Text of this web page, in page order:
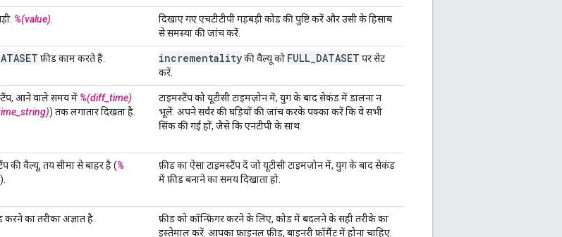
%(value)
दिखाए गए एचटीटीपी गड़बड़ी कोड की पुष्टि करें और उसी के हिसाब
से समस्या की जांच करें.
फ़ीड काम करते हैं. incrementalityकी वैल्यू को FULL DATASET पर सेट
करें.
आने वाले समय में %(diff_time)
) तक लगातार दिखता है.
टाइमस्टैंप को यूटीसी टाइमज़ोन में, युग के बाद सेकंड में डालना न
भूलें. अपने सर्वर की घड़ियों की जांच करके पक्का करें कि वे सभी
सिंक की गई हों, जैसे कि एनटीपी के साथ.
की वैल्यू, तय सीमा से बाहर है (%
).
फ़ीड का ऐसा टाइमस्टैंप दें जो यूटीसी टाइमज़ोन में, युग के बाद सेकंड
में फ़ीड बनाने का समय दिखाता हो.
का तरीका अज्ञात है.
फ़ीड को कॉन्फ़िगर करने के लिए, कोड में बदलने के सही तरीके का
इस्तेमाल करें. आपका फ़ाइनल फ़ीड, बाइनरी फ़ॉर्मैट में होना चाहिए.